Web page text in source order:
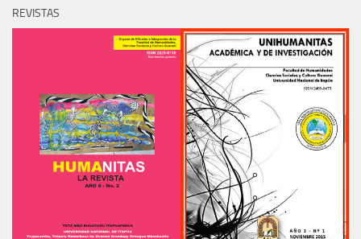
REVISTAS